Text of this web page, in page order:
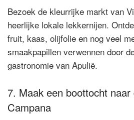
Bezoek de kleurrijke markt van
heerlijke lokale lekkernijen.
fruit, kaas, olijfolie en nog veel
smaakpapillen verwennen door
gastronomie van Apulië.
7. Maak een boottocht
Campana